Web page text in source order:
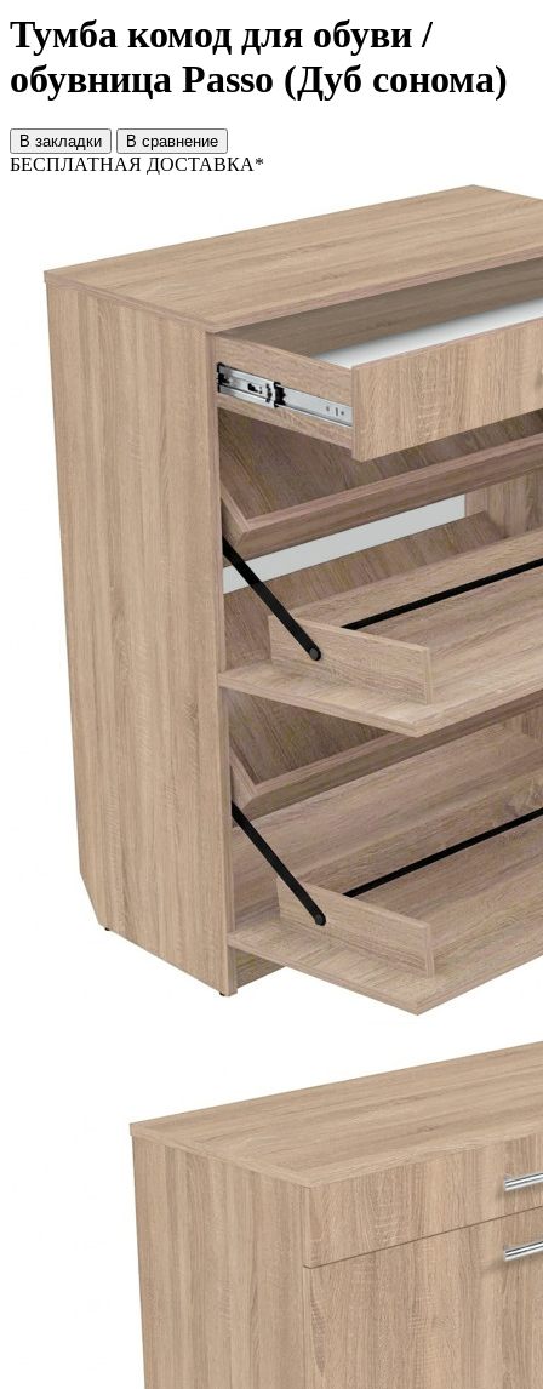
Тумба комод для обуви /
обувница Passo (Дуб сонома)
В закладки В сравнение
БЕСПЛАТНАЯ ДОСТАВКА*